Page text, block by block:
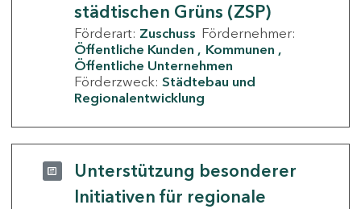
städtischen Grüns (ZSP)
Förderart: Zuschuss Fördernehmer:
Öffentliche Kunden
Kommunen
Öffentliche Unternehmen
Förderzweck: Städtebau und
Regionalentwicklung
Unterstützung besonderer
Initiativen für regionale